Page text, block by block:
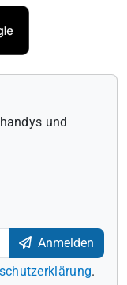
und
Anmelden
.